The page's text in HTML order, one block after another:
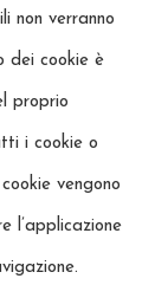
non verranno
dei cookie è
proprio
i cookie o
vengono
l’applicazione